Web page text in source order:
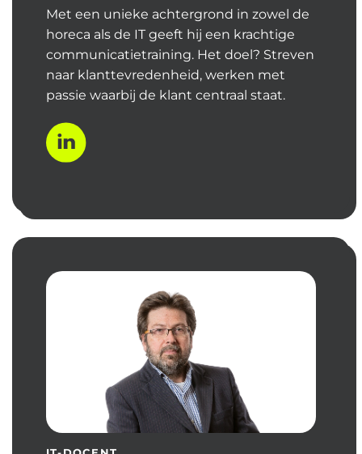
Met een unieke achtergrond in zowel de
horeca als de IT geeft hij een krachtige
communicatietraining. Het doel? Streven
naar klanttevredenheid, werken met
passie waarbij de klant centraal staat.